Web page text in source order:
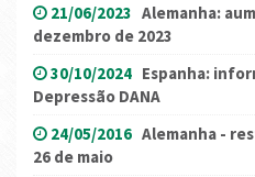
21/06/2023 Alemanha:
dezembro de 2023
30/10/2024 Espanha:
Depressão DANA
24/05/2016 Alemanha -
26 de maio